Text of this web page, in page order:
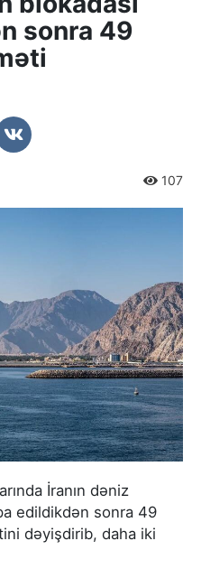
sonra 49
107
İranın dəniz
edildikdən sonra 49
dəyişdirib, daha iki